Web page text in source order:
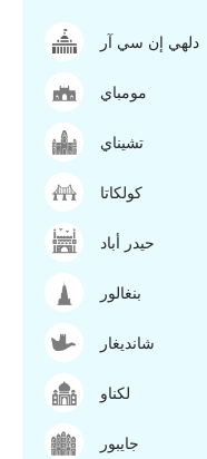
دلهي إن سي آر
مومباي
تشيناي
كولكاتا
حيدر أباد
بنغالور
شانديغار
لكناو
جايبور